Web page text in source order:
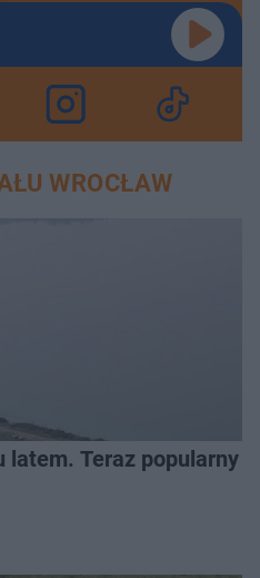
WROCŁAW
latem. Teraz popularny